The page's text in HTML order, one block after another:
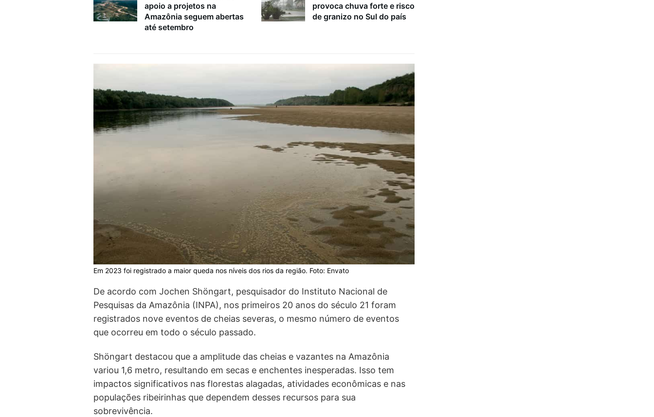
apoio a projetos na
Amazônia seguem abertas
até setembro
provoca chuva forte e risco
de granizo no Sul do país
Em 2023 foi registrado a maior queda nos níveis dos rios da região. Foto: Envato
De acordo com Jochen Shöngart, pesquisador do Instituto Nacional de
Pesquisas da Amazônia (INPA), nos primeiros 20 anos do século 21 foram
registrados nove eventos de cheias severas, o mesmo número de eventos
que ocorreu em todo o século passado.
Shöngart destacou que a amplitude das cheias e vazantes na Amazônia
variou 1,6 metro, resultando em secas e enchentes inesperadas. Isso tem
impactos significativos nas florestas alagadas, atividades econômicas e nas
populações ribeirinhas que dependem desses recursos para sua
sobrevivência.